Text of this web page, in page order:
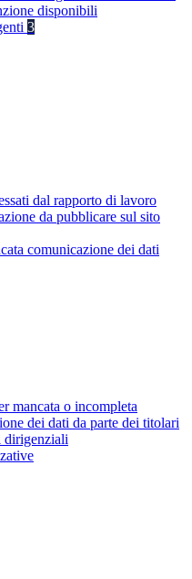
disponibili
3
dal rapporto di lavoro
da pubblicare sul sito
comunicazione dei dati
mancata o incompleta
dei dati da parte dei titolari
dirigenziali